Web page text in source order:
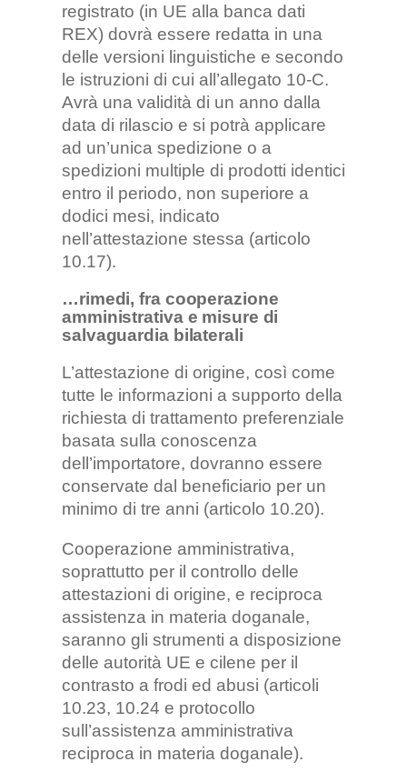
registrato (in UE alla banca dati
REX) dovrà essere redatta in una
delle versioni linguistiche e secondo
le istruzioni di cui all’allegato 10-C.
Avrà una validità di un anno dalla
data di rilascio e si potrà applicare
ad un’unica spedizione o a
spedizioni multiple di prodotti identici
entro il periodo, non superiore a
dodici mesi, indicato
nell’attestazione stessa (articolo
10.17).
…rimedi, fra cooperazione
amministrativa e misure di
salvaguardia bilaterali
L’attestazione di origine, così come
tutte le informazioni a supporto della
richiesta di trattamento preferenziale
basata sulla conoscenza
dell’importatore, dovranno essere
conservate dal beneficiario per un
minimo di tre anni (articolo 10.20).
Cooperazione amministrativa,
soprattutto per il controllo delle
attestazioni di origine, e reciproca
assistenza in materia doganale,
saranno gli strumenti a disposizione
delle autorità UE e cilene per il
contrasto a frodi ed abusi (articoli
10.23, 10.24 e protocollo
sull’assistenza amministrativa
reciproca in materia doganale).